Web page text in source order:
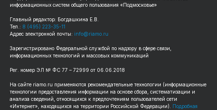
информационных систем общего пользования «Подмосковье»
Главный редактор: Богдашкина Е.В.
Тел.: 8 (495) 223-35-11
Адрес электронной почты: info@riamo.ru
Зарегистрировано Федеральной службой по надзору в сфере связи,
информационных технологий и массовых коммуникаций
Рег. номер ЭЛ № ФС 77 – 72999 от 06.06.2018
На сайте riamo.ru применяются рекомендательные технологии (информационные
технологии предоставления информации на основе сбора, систематизации и
анализа сведений, относящихся к предпочтениям пользователей сети
«Интернет», находящихся на территории Российской Федерации). Подробная